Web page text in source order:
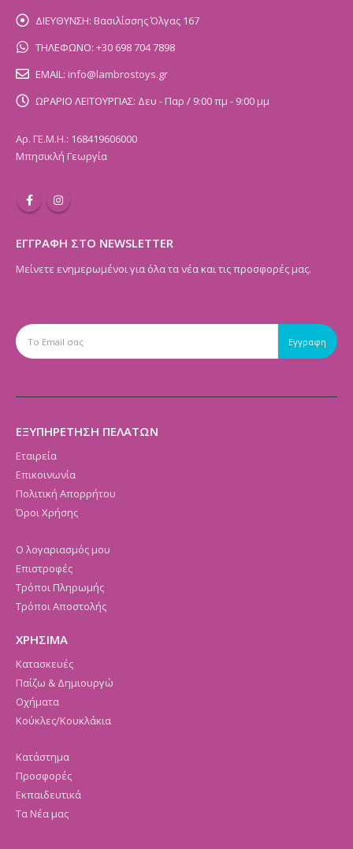
ΔΙΕΥΘΥΝΣΗ: Βασιλίσσης Όλγας 167
ΤΗΛΕΦΩΝΟ: +30 698 704 7898
EMAIL: info@lambrostoys.gr
ΩΡΑΡΙΟ ΛΕΙΤΟΥΡΓΙΑΣ: Δευ - Παρ / 9:00 πμ - 9:00 μμ
Αρ. ΓΕ.Μ.Η.: 168419606000
Μπησικλή Γεωργία
ΕΓΓΡΑΦΗ ΣΤΟ NEWSLETTER
Μείνετε ενημερωμένοι για όλα τα νέα και τις προσφορές μας.
ΕΞΥΠΗΡΕΤΗΣΗ ΠΕΛΑΤΩΝ
Εταιρεία
Επικοινωνία
Πολιτική Απορρήτου
Όροι Χρήσης
Ο λογαριασμός μου
Επιστροφές
Τρόποι Πληρωμής
Τρόποι Αποστολής
ΧΡΗΣΙΜΑ
Κατασκευές
Παίζω & Δημιουργώ
Οχήματα
Κούκλες/Κουκλάκια
Κατάστημα
Προσφορές
Εκπαιδευτικά
Τα Νέα μας